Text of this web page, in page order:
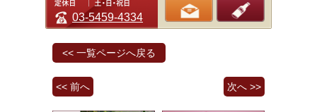
03-5459-4334
<< 一覧ページへ戻る
<< 前へ 次へ >>